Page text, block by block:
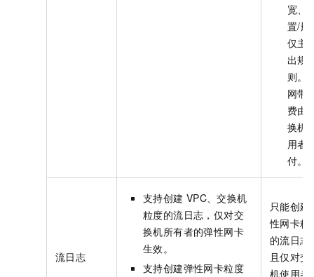
宽、
置/删
仅主
出规
则。
网带
费由
换机
用者
付。
流日志
支持创建 VPC、交换机
粒度的流日志，仅对交
换机所有者的弹性网卡
生效。
支持创建弹性网卡粒度
只能创建
性网卡粒
的流日志
且仅对交
机使用者